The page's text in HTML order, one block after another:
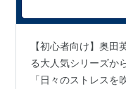
驚き、次には自分
の行動にはめら
れてゆく。
水泳中毒、持続
【初心者向け】奥田
る大人気シリーズか
「日々のストレス